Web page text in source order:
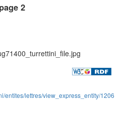
page 2
entites/lettres/view_express_entity/1206